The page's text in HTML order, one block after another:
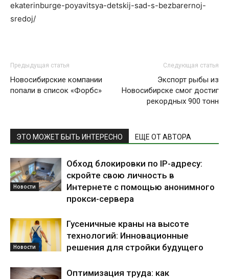
ekaterinburge-poyavitsya-detskij-sad-s-bezbarernoj-
sredoj/
Предыдущая статья
Новосибирские компании
попали в список «Форбс»
Следующая статья
Экспорт рыбы из
Новосибирске смог достиг
рекордных 900 тонн
ЭТО МОЖЕТ БЫТЬ ИНТЕРЕСНО ЕЩЕ ОТ АВТОРА
Новости
Обход блокировки по IP-адресу:
скройте свою личность в
Интернете с помощью анонимного
прокси-сервера
Новости
Гусеничные краны на высоте
технологий: Инновационные
решения для стройки будущего
Оптимизация труда: как